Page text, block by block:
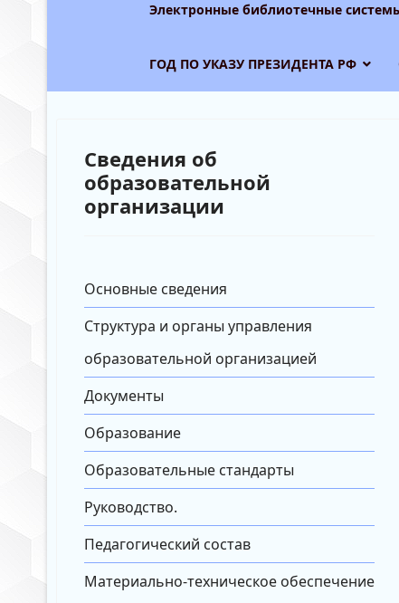
Электронные библиотечные
ГОД ПО УКАЗУ ПРЕЗИДЕНТА РФ
Сведения об
образовательной
организации
Основные сведения
Структура и органы управления
образовательной организацией
Документы
Образование
Образовательные стандарты
Руководство.
Педагогический состав
Материально-техническое обеспечение